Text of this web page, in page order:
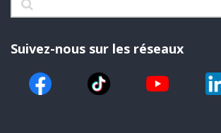
Suivez-nous sur les réseaux